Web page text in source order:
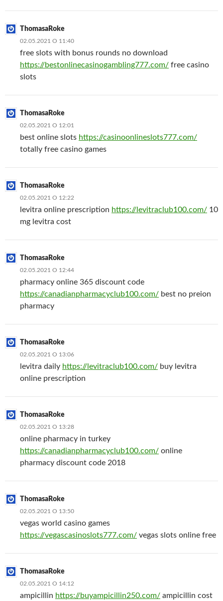
ThomasaRoke
02.05.2021 О 11:40
free slots with bonus rounds no download
https://bestonlinecasinogambling777.com/ free casino
slots
ThomasaRoke
02.05.2021 О 12:01
best online slots https://casinoonlineslots777.com/
totally free casino games
ThomasaRoke
02.05.2021 О 12:22
levitra online prescription https://levitraclub100.com/ 10
mg levitra cost
ThomasaRoke
02.05.2021 О 12:44
pharmacy online 365 discount code
https://canadianpharmacyclub100.com/ best no preion
pharmacy
ThomasaRoke
02.05.2021 О 13:06
levitra daily https://levitraclub100.com/ buy levitra
online prescription
ThomasaRoke
02.05.2021 О 13:28
online pharmacy in turkey
https://canadianpharmacyclub100.com/ online
pharmacy discount code 2018
ThomasaRoke
02.05.2021 О 13:50
vegas world casino games
https://vegascasinoslots777.com/ vegas slots online free
ThomasaRoke
02.05.2021 О 14:12
ampicillin https://buyampicillin250.com/ ampicillin cost